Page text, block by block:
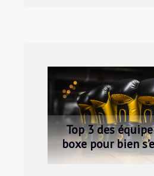
Top 3 des
boxe pour bien